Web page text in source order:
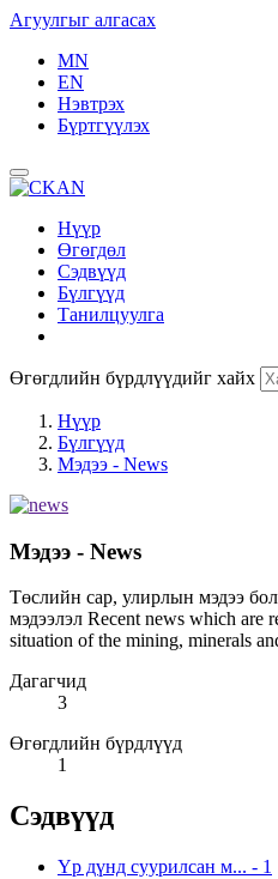
Агуулгыг алгасах
MN
EN
Нэвтрэх
Бүртгүүлэх
Нүүр
Өгөгдөл
Сэдвүүд
Бүлгүүд
Танилцуулга
Өгөгдлийн бүрдлүүдийг хайх
Нүүр
Бүлгүүд
Мэдээ - News
Мэдээ - News
Төслийн сар, улирлын мэдээ
мэдээлэл Recent news which are
situation of the mining, minerals
Дагагчид
3
Өгөгдлийн бүрдлүүд
1
Сэдвүүд
Үр дүнд суурилсан м... - 1